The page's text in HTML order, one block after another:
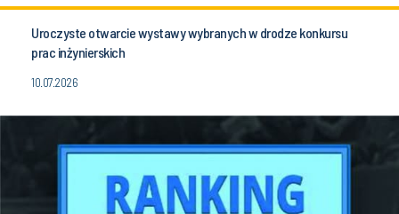
Uroczyste otwarcie wystawy wybranych w drodze konkursu
prac inżynierskich
10.07.2026